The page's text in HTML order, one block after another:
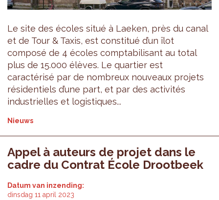
Le site des écoles situé à Laeken, près du canal
et de Tour & Taxis, est constitué d’un îlot
composé de 4 écoles comptabilisant au total
plus de 15.000 élèves. Le quartier est
caractérisé par de nombreux nouveaux projets
résidentiels d’une part, et par des activités
industrielles et logistiques...
Nieuws
Appel à auteurs de projet dans le
cadre du Contrat École Drootbeek
Datum van inzending:
dinsdag 11 april 2023